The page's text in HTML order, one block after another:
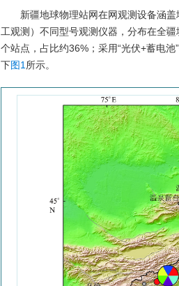
新疆地球物理站网在网观测设备涵
工观测）不同型号观测仪器，分布在全
个站点，占比约36%；采用“光伏+蓄电
下图1 所示。